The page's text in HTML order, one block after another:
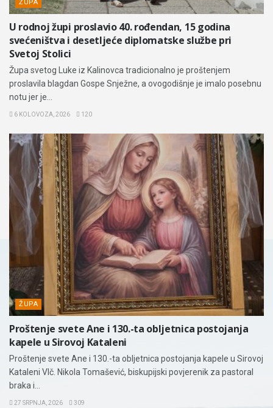
ŽUPA
U rodnoj župi proslavio 40. rođendan, 15 godina
svećeništva i desetljeće diplomatske službe pri
Svetoj Stolici
Župa svetog Luke iz Kalinovca tradicionalno je proštenjem
proslavila blagdan Gospe Snježne, a ovogodišnje je imalo posebnu
notu jer je...
6 KOLOVOZA, 2026 120
ŽUPA
Proštenje svete Ane i 130.-ta obljetnica postojanja
kapele u Sirovoj Kataleni
Proštenje svete Ane i 130.-ta obljetnica postojanja kapele u Sirovoj
Kataleni Vlč. Nikola Tomašević, biskupijski povjerenik za pastoral
braka i...
27 SRPNJA, 2026 309